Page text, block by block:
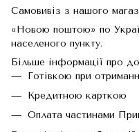
Самовивіз з нашого
«Новою поштою» по
населеного пункту.
Більше інформації про
Готівкою при
Кредитною карткою
Оплата частинами